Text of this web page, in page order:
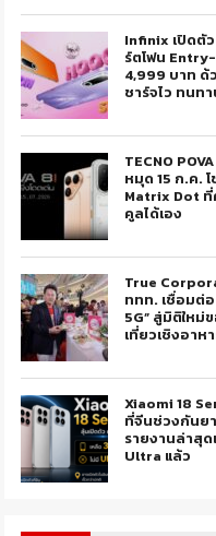
Infinix เปิดตั
ร์ตโฟน
4,999 บาท ด้
ชาร์จไว ทนท
TECNO
หมุด 15 ก.ค.
Matrix Dot
คูลได้เอง
True
ททท. เชื่อมต่
5G” สู่มิติใหม่
เที่ยวเชิงอาห
Xiaomi 18
ที่จีนช่วงกันย
รายงานล่าสุด
Ultra แล้ว